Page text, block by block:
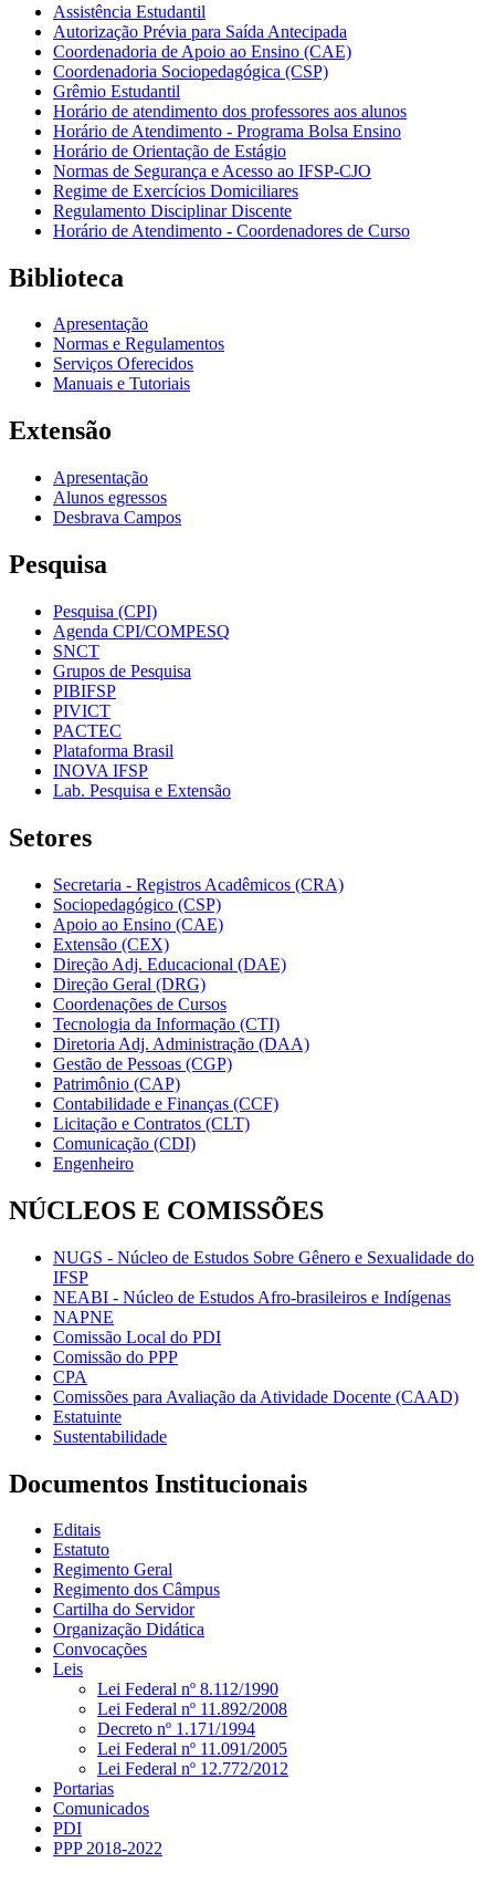
Assistência Estudantil
Autorização Prévia para Saída Antecipada
Coordenadoria de Apoio ao Ensino (CAE)
Coordenadoria Sociopedagógica (CSP)
Grêmio Estudantil
Horário de atendimento dos professores aos alunos
Horário de Atendimento - Programa Bolsa Ensino
Horário de Orientação de Estágio
Normas de Segurança e Acesso ao IFSP-CJO
Regime de Exercícios Domiciliares
Regulamento Disciplinar Discente
Horário de Atendimento - Coordenadores de Curso
Biblioteca
Apresentação
Normas e Regulamentos
Serviços Oferecidos
Manuais e Tutoriais
Extensão
Apresentação
Alunos egressos
Desbrava Campos
Pesquisa
Pesquisa (CPI)
Agenda CPI/COMPESQ
SNCT
Grupos de Pesquisa
PIBIFSP
PIVICT
PACTEC
Plataforma Brasil
INOVA IFSP
Lab. Pesquisa e Extensão
Setores
Secretaria - Registros Acadêmicos (CRA)
Sociopedagógico (CSP)
Apoio ao Ensino (CAE)
Extensão (CEX)
Direção Adj. Educacional (DAE)
Direção Geral (DRG)
Coordenações de Cursos
Tecnologia da Informação (CTI)
Diretoria Adj. Administração (DAA)
Gestão de Pessoas (CGP)
Patrimônio (CAP)
Contabilidade e Finanças (CCF)
Licitação e Contratos (CLT)
Comunicação (CDI)
Engenheiro
NÚCLEOS E COMISSÕES
NUGS - Núcleo de Estudos Sobre Gênero e Sexualidade do
IFSP
NEABI - Núcleo de Estudos Afro-brasileiros e Indígenas
NAPNE
Comissão Local do PDI
Comissão do PPP
CPA
Comissões para Avaliação da Atividade Docente (CAAD)
Estatuinte
Sustentabilidade
Documentos Institucionais
Editais
Estatuto
Regimento Geral
Regimento dos Câmpus
Cartilha do Servidor
Organização Didática
Convocações
Leis
Lei Federal nº 8.112/1990
Lei Federal nº 11.892/2008
Decreto nº 1.171/1994
Lei Federal nº 11.091/2005
Lei Federal nº 12.772/2012
Portarias
Comunicados
PDI
PPP 2018-2022